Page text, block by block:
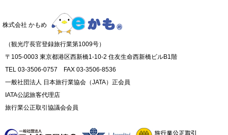
株式会社 かもめ
（観光庁長官登録旅行業第1009号）
〒105-0003 東京都港区西新橋1-10-2 住友生命西新橋ビルB1階
TEL 03-3506-0757 FAX 03-3506-8536
一般社団法人 日本旅行業協会（JATA）正会員
IATA公認旅客代理店
旅行業公正取引協議会会員